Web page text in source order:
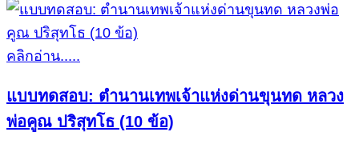
คลิกอ่าน.....
แบบทดสอบ: ตำนานเทพเจ้าแห่งด่านขุนทด หลวง
พ่อคูณ ปริสุทโธ (10 ข้อ)